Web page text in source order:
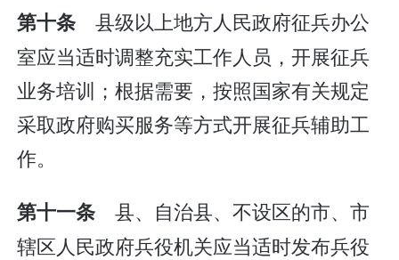
第十条 县级以上地方人民政府征兵办公
室应当适时调整充实工作人员，开展征兵
业务培训；根据需要，按照国家有关规定
采取政府购买服务等方式开展征兵辅助工
作。
第十一条 县、自治县、不设区的市、市
辖区人民政府兵役机关应当适时发布兵役